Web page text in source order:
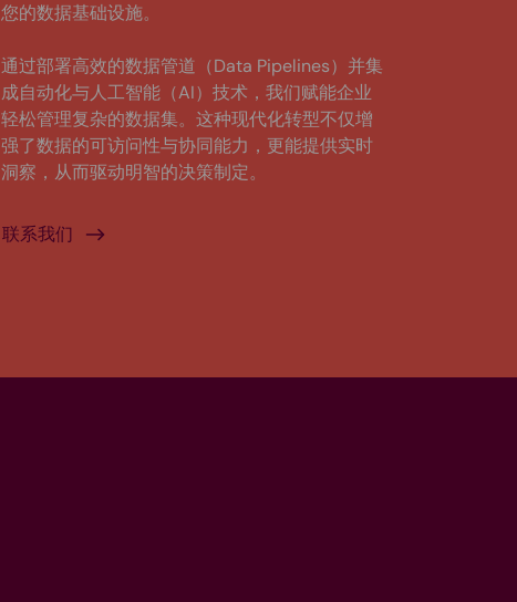
您的数据基础设施。
通过部署高效的数据管道（Data Pipelines）并集
成自动化与人工智能（AI）技术，我们赋能企业
轻松管理复杂的数据集。这种现代化转型不仅增
强了数据的可访问性与协同能力，更能提供实时
洞察，从而驱动明智的决策制定。
联系我们